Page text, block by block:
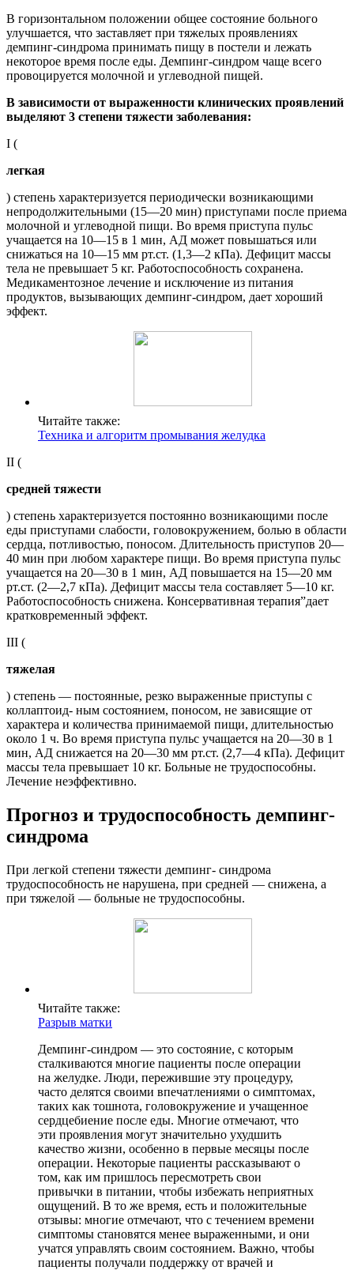
В горизонтальном положении общее состояние больного
улучшается, что заставляет при тяжелых проявлениях
демпинг-синдрома принимать пищу в постели и лежать
некоторое время после еды. Демпинг-синдром чаще всего
провоцируется молочной и углеводной пищей.
В зависимости от выраженности клинических проявлений
выделяют 3 степени тяжести заболевания:
I (
легкая
) степень характеризуется периодически возникающими
непродолжительными (15—20 мин) приступами после приема
молочной и углеводной пищи. Во время приступа пульс
учащается на 10—15 в 1 мин, АД может повышаться или
снижаться на 10—15 мм рт.ст. (1,3—2 кПа). Дефицит массы
тела не превышает 5 кг. Работоспособность сохранена.
Медикаментозное лечение и исключение из питания
продуктов, вызывающих демпинг-синдром, дает хороший
эффект.
Читайте также:
Техника и алгоритм промывания желудка
II (
средней тяжести
) степень характеризуется постоянно возникающими после
еды приступами слабости, головокружением, болью в области
сердца, потливостью, поносом. Длительность приступов 20—
40 мин при любом характере пищи. Во время приступа пульс
учащается на 20—30 в 1 мин, АД повышается на 15—20 мм
рт.ст. (2—2,7 кПа). Дефицит массы тела составляет 5—10 кг.
Работоспособность снижена. Консервативная терапия”дает
кратковременный эффект.
III (
тяжелая
) степень — постоянные, резко выраженные приступы с
коллаптоид- ным состоянием, поносом, не зависящие от
характера и количества принимаемой пищи, длительностью
около 1 ч. Во время приступа пульс учащается на 20—30 в 1
мин, АД снижается на 20—30 мм рт.ст. (2,7—4 кПа). Дефицит
массы тела превышает 10 кг. Больные не трудоспособны.
Лечение неэффективно.
Прогноз и трудоспособность демпинг-
синдрома
При легкой степени тяжести демпинг- синдрома
трудоспособность не нарушена, при средней — снижена, а
при тяжелой — больные не трудоспособны.
Читайте также:
Разрыв матки
Демпинг-синдром — это состояние, с которым
сталкиваются многие пациенты после операции
на желудке. Люди, пережившие эту процедуру,
часто делятся своими впечатлениями о симптомах,
таких как тошнота, головокружение и учащенное
сердцебиение после еды. Многие отмечают, что
эти проявления могут значительно ухудшить
качество жизни, особенно в первые месяцы после
операции. Некоторые пациенты рассказывают о
том, как им пришлось пересмотреть свои
привычки в питании, чтобы избежать неприятных
ощущений. В то же время, есть и положительные
отзывы: многие отмечают, что с течением времени
симптомы становятся менее выраженными, и они
учатся управлять своим состоянием. Важно, чтобы
пациенты получали поддержку от врачей и